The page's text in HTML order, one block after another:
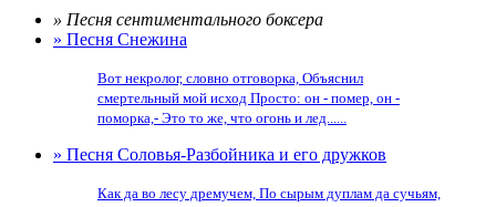
» Песня сентиментального боксера
» Песня Снежина
Вот некролог, словно отговорка, Объяснил
смертельный мой исход Просто: он - помер, он -
поморка,- Это то же, что огонь и лед......
» Песня Соловья-Разбойника и его дружков
Как да во лесу дремучем, По сырым дуплам да сучьям,